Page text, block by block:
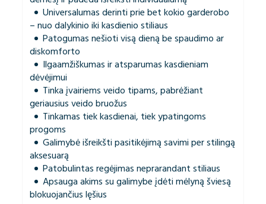
Universalumas derinti prie bet kokio garderobo
– nuo dalykinio iki kasdienio stiliaus
Patogumas nešioti visą dieną be spaudimo ar
diskomforto
Ilgaamžiškumas ir atsparumas kasdieniam
dėvėjimui
Tinka įvairiems veido tipams, pabrėžiant
geriausius veido bruožus
Tinkamas tiek kasdienai, tiek ypatingoms
progoms
Galimybė išreikšti pasitikėjimą savimi per stilingą
aksesuarą
Patobulintas regėjimas neprarandant stiliaus
Apsauga akims su galimybe įdėti mėlyną šviesą
blokuojančius lęšius